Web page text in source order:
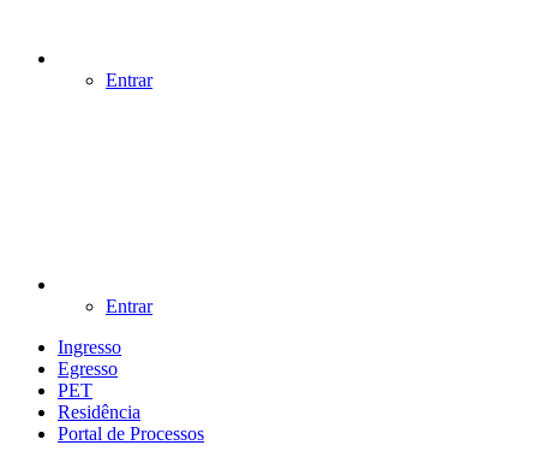
Entrar
Entrar
Ingresso
Egresso
PET
Residência
Portal de Processos